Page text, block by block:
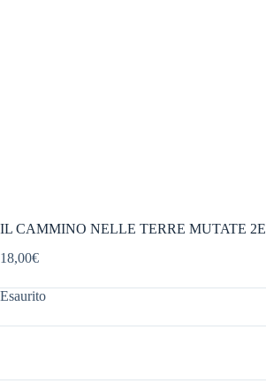
IL CAMMINO NELLE TERRE MUTATE
18,00€
Esaurito